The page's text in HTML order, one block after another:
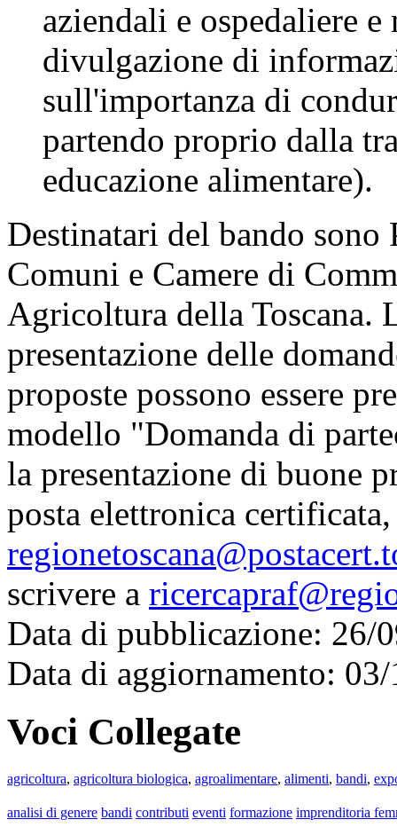
aziendali e ospedaliere
divulgazione di
sull'importanza di
partendo proprio dalla
educazione alimentare).
Destinatari del bando
Comuni e Camere di
Agricoltura della Toscana.
presentazione delle
proposte possono essere
modello "Domanda di
la presentazione di buone
posta elettronica
scrivere a
Data di pubblicazione: 26/
Data di aggiornamento:
Voci Collegate
agricoltura, agricoltura biologica, agroalimentare, alimenti, bandi,
analisi di genere bandi contributi eventi formazione imprenditoria